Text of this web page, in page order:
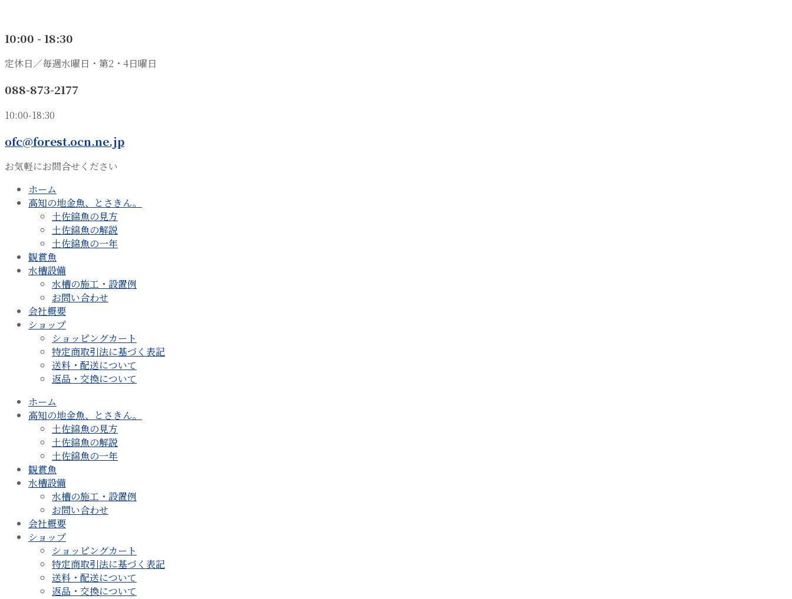
10:00 - 18:30
定休日／毎週水曜日・第2・4日曜日
088-873-2177
10:00-18:30
ofc@forest.ocn.ne.jp
お気軽にお問合せください
ホーム
高知の地金魚、とさきん。
土佐錦魚の見方
土佐錦魚の解説
土佐錦魚の一年
観賞魚
水槽設備
水槽の施工・設置例
お問い合わせ
会社概要
ショップ
ショッピングカート
特定商取引法に基づく表記
送料・配送について
返品・交換について
ホーム
高知の地金魚、とさきん。
土佐錦魚の見方
土佐錦魚の解説
土佐錦魚の一年
観賞魚
水槽設備
水槽の施工・設置例
お問い合わせ
会社概要
ショップ
ショッピングカート
特定商取引法に基づく表記
送料・配送について
返品・交換について